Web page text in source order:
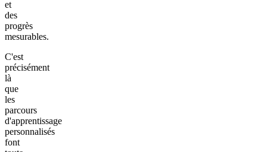
et
des
progrès
mesurables.
C'est
précisément
là
que
les
parcours
d'apprentissage
personnalisés
font